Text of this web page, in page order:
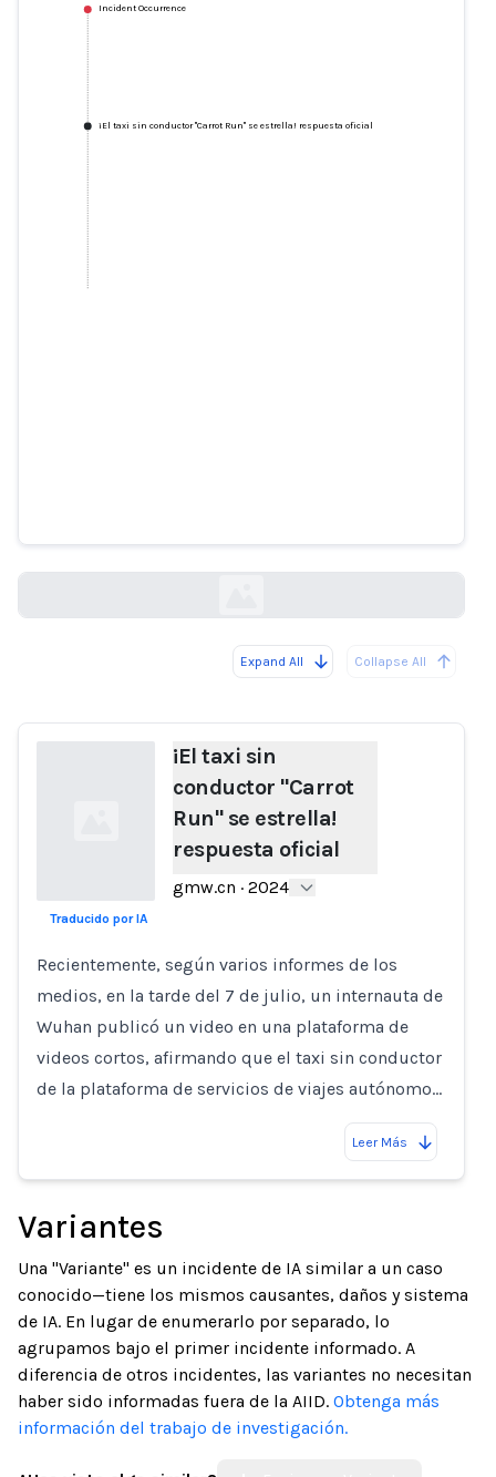
Incident Occurrence
¡El taxi sin conductor "Carrot Run" se estrella! respuesta oficial
Expand All Collapse All
¡El taxi sin
conductor "Carrot
Run" se estrella!
respuesta oficial
gmw.cn · 2024
Traducido por IA
Recientemente, según varios informes de los
medios, en la tarde del 7 de julio, un internauta de
Wuhan publicó un video en una plataforma de
videos cortos, afirmando que el taxi sin conductor
de la plataforma de servicios de viajes autónomo…
Leer Más
Variantes
Una "Variante" es un incidente de IA similar a un caso
conocido—tiene los mismos causantes, daños y sistema
de IA. En lugar de enumerarlo por separado, lo
agrupamos bajo el primer incidente informado. A
diferencia de otros incidentes, las variantes no necesitan
haber sido informadas fuera de la AIID. Obtenga más
información del trabajo de investigación.